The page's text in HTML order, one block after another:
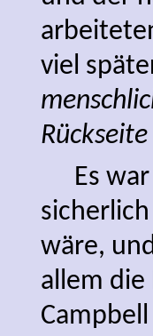
viel
Es
wäre,
allem die